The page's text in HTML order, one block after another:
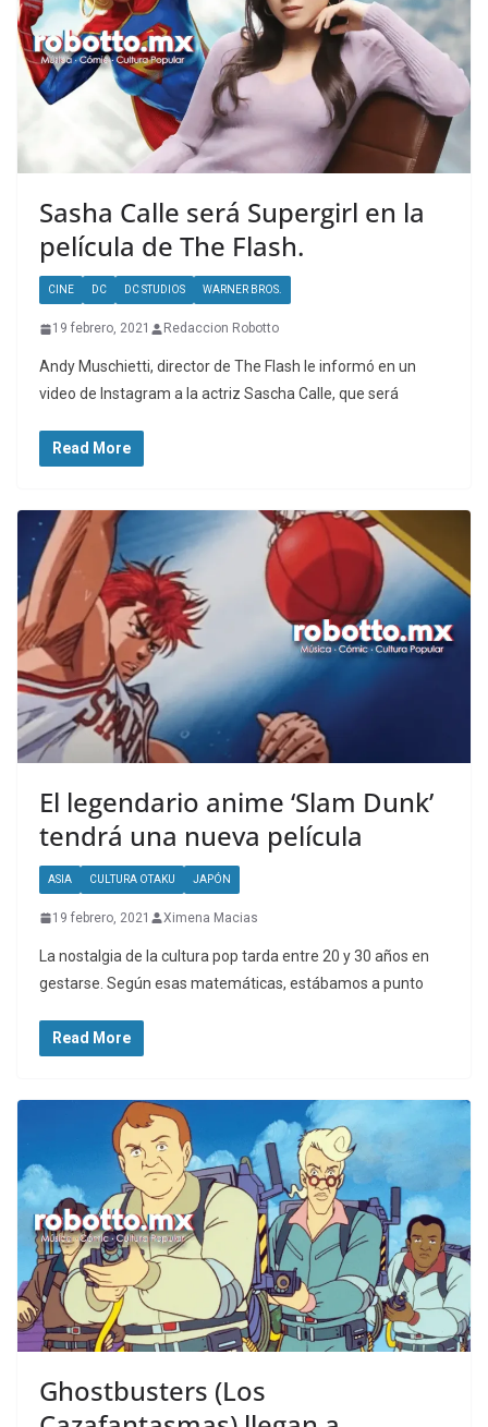
Sasha Calle será Supergirl en la
película de The Flash.
CINE DC DC STUDIOS WARNER BROS.
19 febrero, 2021 Redaccion Robotto
Andy Muschietti, director de The Flash le informó en un
video de Instagram a la actriz Sascha Calle, que será
Read More
El legendario anime ‘Slam Dunk’
tendrá una nueva película
ASIA CULTURA OTAKU JAPÓN
19 febrero, 2021 Ximena Macias
La nostalgia de la cultura pop tarda entre 20 y 30 años en
gestarse. Según esas matemáticas, estábamos a punto
Read More
Ghostbusters (Los